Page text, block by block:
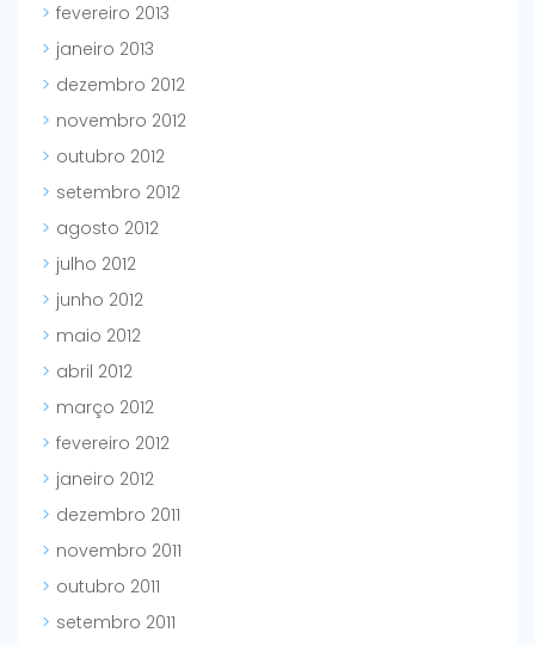
fevereiro 2013
janeiro 2013
dezembro 2012
novembro 2012
outubro 2012
setembro 2012
agosto 2012
julho 2012
junho 2012
maio 2012
abril 2012
março 2012
fevereiro 2012
janeiro 2012
dezembro 2011
novembro 2011
outubro 2011
setembro 2011